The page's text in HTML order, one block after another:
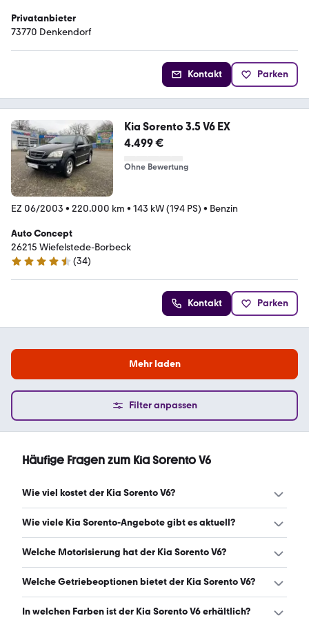
Privatanbieter
73770 Denkendorf
Kontakt Parken
Kia Sorento 3.5 V6 EX
4.499 €
Ohne Bewertung
EZ 06/2003 • 220.000 km • 143 kW (194 PS) • Benzin
Auto Concept
26215 Wiefelstede-Borbeck
4.7 Sterne
(34)
Kontakt Parken
Mehr laden
Filter anpassen
Häufige Fragen zum Kia Sorento V6
Wie viel kostet der Kia Sorento V6?
Ein guter Preis für einen Kia Sorento V6 liegt zwischen
monatlich. (Stand: 7.8.2026)
Wie viele Kia Sorento-Angebote gibt es aktuell?
Es gibt insgesamt 21 Kia Sorento bei mobile.de, davon 20
Welche Motorisierung hat der Kia Sorento V6?
Der Kia Sorento V6 hat Leistungen zwischen 179 und 265
Welche Getriebeoptionen bietet der Kia Sorento V6?
Der Kia Sorento V6 ist mit automatischem und manuellem
In welchen Farben ist der Kia Sorento V6 erhältlich?